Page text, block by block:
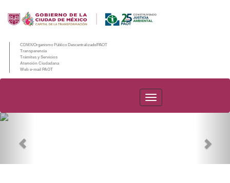
CDMX/Organismo Público Descentralizado/PAOT
Transparencia
Trámites y Servicios
Atención Ciudadana
Web e-mail PAOT
PAOT